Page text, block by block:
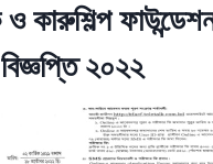
কারুশিল্প
বিজ্ঞপ্তি ২০২২